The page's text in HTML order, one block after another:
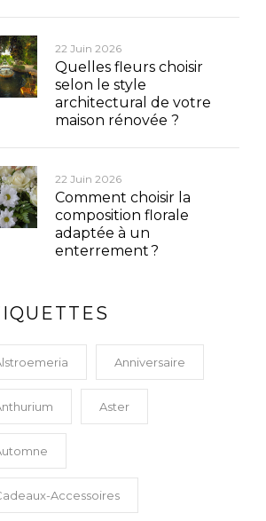
22 Juin 2026
Quelles fleurs choisir
selon le style
architectural de votre
maison rénovée ?
22 Juin 2026
Comment choisir la
composition florale
adaptée à un
enterrement ?
Anniversaire
Aster
Accessoires